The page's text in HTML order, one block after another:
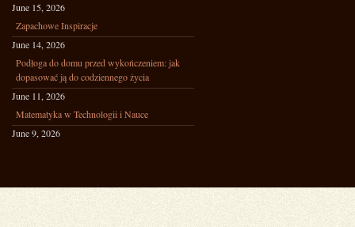
June 15, 2026
Zapachowe Inspiracje
June 14, 2026
Podłoga do domu przed wykończeniem: jak
dopasować ją do codziennego życia
June 11, 2026
Matematyka w Technologii i Nauce
June 9, 2026